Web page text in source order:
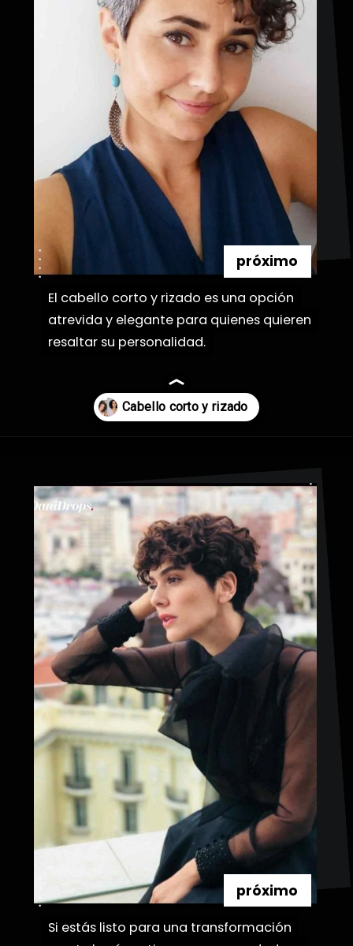
El cabello corto y rizado es una opción
atrevida y elegante para quienes quieren
resaltar su personalidad.
El cabello corto y rizado es una opción
atrevida y elegante para quienes quieren
resaltar su personalidad.
próximo
Si estás listo para una transformación
Si estás listo para una transformación
próximo